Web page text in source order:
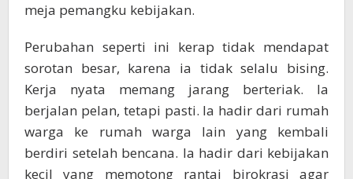
meja pemangku kebijakan.
Perubahan seperti ini kerap tidak mendapat
sorotan besar, karena ia tidak selalu bising.
Kerja nyata memang jarang berteriak. Ia
berjalan pelan, tetapi pasti. Ia hadir dari rumah
warga ke rumah warga lain yang kembali
berdiri setelah bencana. Ia hadir dari kebijakan
kecil yang memotong rantai birokrasi agar